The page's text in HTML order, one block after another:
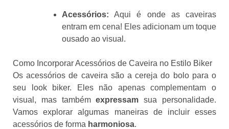
Acessórios: Aqui é onde as caveiras
entram em cena! Eles adicionam um toque
ousado ao visual.
Como Incorporar Acessórios de Caveira no Estilo Biker
Os acessórios de caveira são a cereja do bolo para o
seu look biker. Eles não apenas complementam o
visual, mas tambémexpressam sua personalidade.
Vamos explorar algumas maneiras de incluir esses
acessórios de forma harmoniosa.